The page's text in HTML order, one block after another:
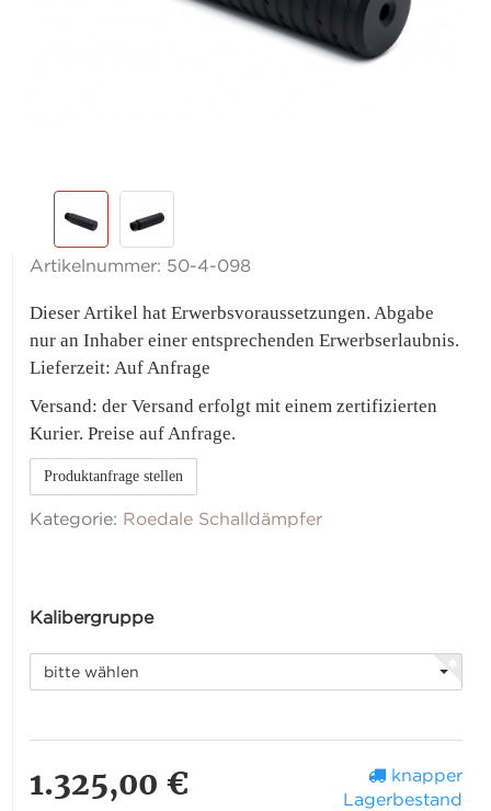
Artikelnummer: 50-4-098
Dieser Artikel hat Erwerbsvoraussetzungen. Abgabe
nur an Inhaber einer entsprechenden Erwerbserlaubnis.
Lieferzeit: Auf Anfrage
Versand: der Versand erfolgt mit einem zertifizierten
Kurier. Preise auf Anfrage.
Produktanfrage stellen
Kategorie: Roedale Schalldämpfer
Kalibergruppe
bitte wählen
1.325,00 €
knapper
Lagerbestand